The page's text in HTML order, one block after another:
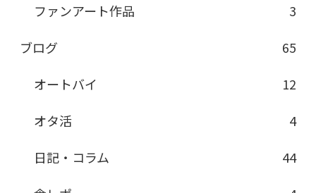
ファンアート作品
3
ブログ
65
オートバイ
12
オタ活
4
日記・コラム
44